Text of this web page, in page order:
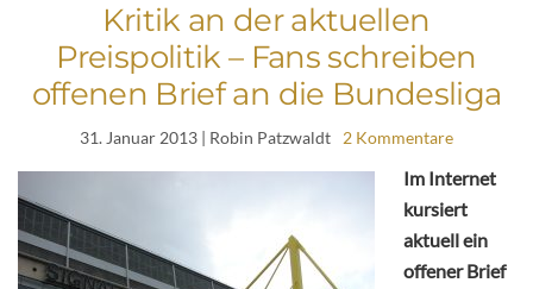
Kritik an der aktuellen
Preispolitik – Fans schreiben
offenen Brief an die Bundesliga
31. Januar 2013 | Robin Patzwaldt 2 Kommentare
Im Internet
kursiert
aktuell ein
offener Brief